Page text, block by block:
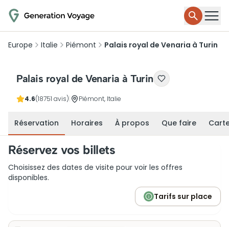
Europe Italie Piémont Palais royal de Venaria à Turin
Palais royal de Venaria à Turin
4.6(18751 avis) Piémont, Italie
Réservation Horaires À propos Que faire
Réservez vos billets
Choisissez des dates de visite pour voir les offres
disponibles.
Tarifs sur place